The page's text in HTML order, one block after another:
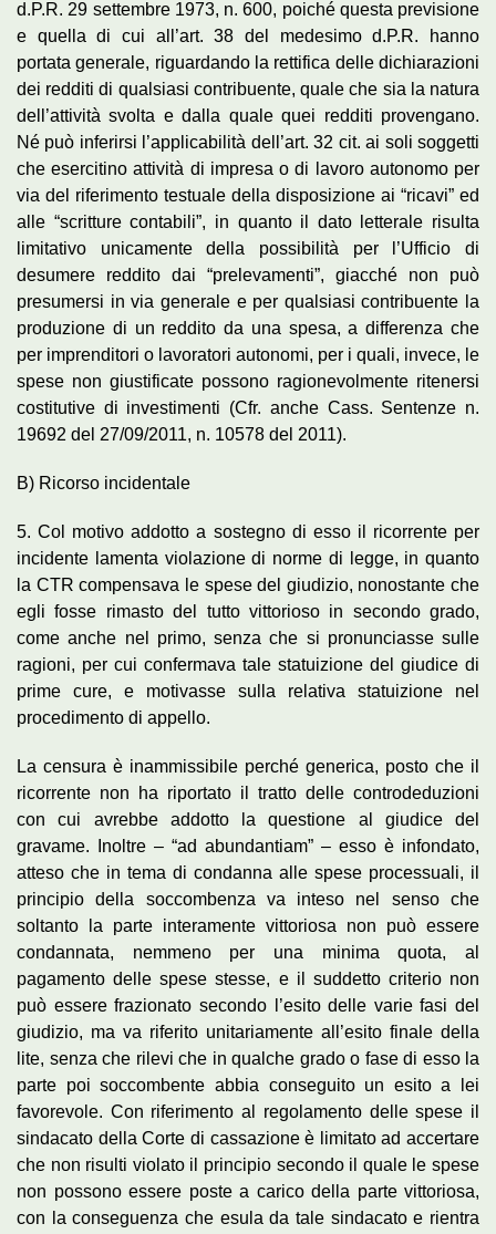
d.P.R. 29 settembre 1973, n. 600, poiché questa previsione
e quella di cui all’art. 38 del medesimo d.P.R. hanno
portata generale, riguardando la rettifica delle dichiarazioni
dei redditi di qualsiasi contribuente, quale che sia la natura
dell’attività svolta e dalla quale quei redditi provengano.
Né può inferirsi l’applicabilità dell’art. 32 cit. ai soli soggetti
che esercitino attività di impresa o di lavoro autonomo per
via del riferimento testuale della disposizione ai “ricavi” ed
alle “scritture contabili”, in quanto il dato letterale risulta
limitativo unicamente della possibilità per l’Ufficio di
desumere reddito dai “prelevamenti”, giacché non può
presumersi in via generale e per qualsiasi contribuente la
produzione di un reddito da una spesa, a differenza che
per imprenditori o lavoratori autonomi, per i quali, invece, le
spese non giustificate possono ragionevolmente ritenersi
costitutive di investimenti (Cfr. anche Cass. Sentenze n.
19692 del 27/09/2011, n. 10578 del 2011).
B) Ricorso incidentale
5. Col motivo addotto a sostegno di esso il ricorrente per
incidente lamenta violazione di norme di legge, in quanto
la CTR compensava le spese del giudizio, nonostante che
egli fosse rimasto del tutto vittorioso in secondo grado,
come anche nel primo, senza che si pronunciasse sulle
ragioni, per cui confermava tale statuizione del giudice di
prime cure, e motivasse sulla relativa statuizione nel
procedimento di appello.
La censura è inammissibile perché generica, posto che il
ricorrente non ha riportato il tratto delle controdeduzioni
con cui avrebbe addotto la questione al giudice del
gravame. Inoltre – “ad abundantiam” – esso è infondato,
atteso che in tema di condanna alle spese processuali, il
principio della soccombenza va inteso nel senso che
soltanto la parte interamente vittoriosa non può essere
condannata, nemmeno per una minima quota, al
pagamento delle spese stesse, e il suddetto criterio non
può essere frazionato secondo l’esito delle varie fasi del
giudizio, ma va riferito unitariamente all’esito finale della
lite, senza che rilevi che in qualche grado o fase di esso la
parte poi soccombente abbia conseguito un esito a lei
favorevole. Con riferimento al regolamento delle spese il
sindacato della Corte di cassazione è limitato ad accertare
che non risulti violato il principio secondo il quale le spese
non possono essere poste a carico della parte vittoriosa,
con la conseguenza che esula da tale sindacato e rientra